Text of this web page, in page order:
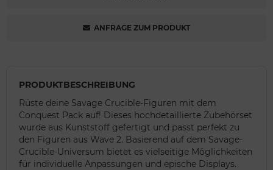
ANFRAGE ZUM PRODUKT
PRODUKTBESCHREIBUNG
Rüste deine Savage Crucible-Figuren mit dem
Conquest Pack auf! Dieses hochdetaillierte Zubehörset
wurde aus Kunststoff gefertigt und passt perfekt zu
den Figuren aus Wave 2. Basierend auf dem Savage-
Crucible-Universum bietet es vielseitige Möglichkeiten
für individuelle Anpassungen und epische Displays.